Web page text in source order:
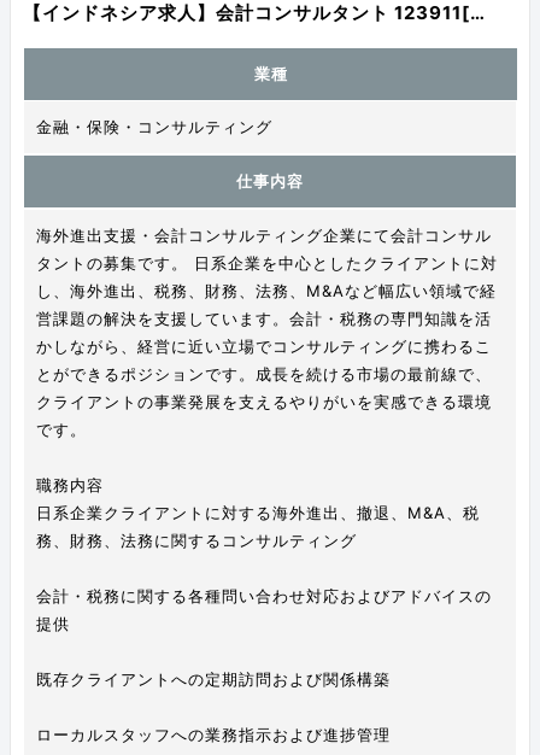
【インドネシア求人】会計コンサルタント 123911[…
業種
金融・保険・コンサルティング
仕事内容
海外進出支援・会計コンサルティング企業にて会計コンサル
タントの募集です。 日系企業を中心としたクライアントに対
し、海外進出、税務、財務、法務、M&Aなど幅広い領域で経
営課題の解決を支援しています。会計・税務の専門知識を活
かしながら、経営に近い立場でコンサルティングに携わるこ
とができるポジションです。成長を続ける市場の最前線で、
クライアントの事業発展を支えるやりがいを実感できる環境
です。
職務内容
日系企業クライアントに対する海外進出、撤退、M&A、税
務、財務、法務に関するコンサルティング
会計・税務に関する各種問い合わせ対応およびアドバイスの
提供
既存クライアントへの定期訪問および関係構築
ローカルスタッフへの業務指示および進捗管理